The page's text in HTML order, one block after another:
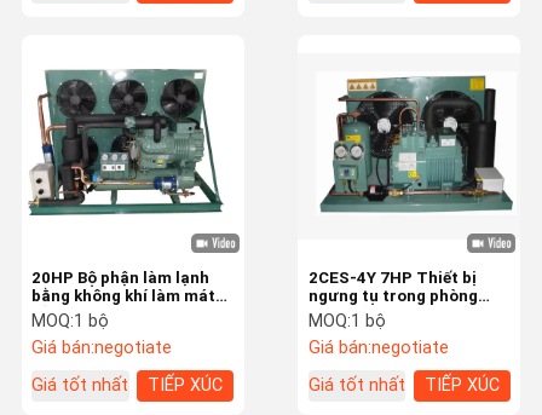
Bộ phận làm lạnh bằng không khí
Bộ phận làm lạnh bằng nước
Bộ ngưng tụ phòng lạnh
Đơn vị monoblock
Thiết bị bay hơi trong phòng lạnh
Máy nén kín
Máy nén bán kín
2CES-4Y 7HP Thiết bị
ngưng tụ trong phòng
lạnh kiểu pittông Thiết bị
ngưng tụ bán kín
MOQ:1 bộ
Giá bán:negotiate
Giá tốt nhất
TIẾP XÚC
20HP Bộ phận làm lạnh
bằng không khí làm mát
bằng không khí hình bát
giác 4NES-20Y Dàn
ngưng lạnh
MOQ:1 bộ
Giá bán:negotiate
Giá tốt nhất
TIẾP XÚC